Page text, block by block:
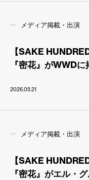
メディア掲載・出演
【SAKE
『密花』がWWDに
2026.05.21
メディア掲載・出演
【SAKE
『密花』がエル・